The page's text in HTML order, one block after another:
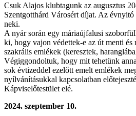
Csuk Alajos klubtagunk az augusztus
Szentgotthárd Városért díjat. Az
neki.
A nyár során egy máriaújfalusi
ki, hogy vajon védettek-e az út menti és
szakrális emlékek (keresztek,
Végiggondoltuk, hogy mit tehetünk
sok évtizeddel ezelőtt emelt emlékek
nyílvánításukkal kapcsolatban
Kápviselőtestület elé.
2024. szeptember 10.